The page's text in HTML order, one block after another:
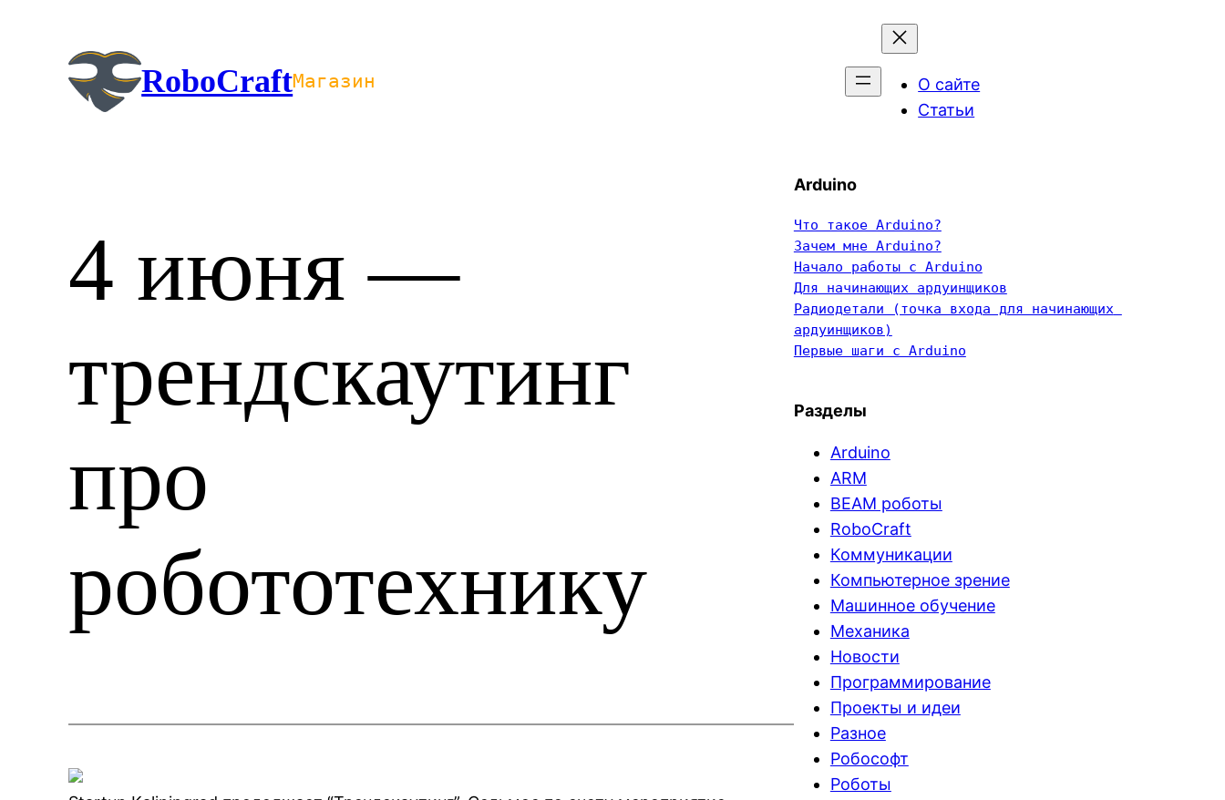
содержимому
RoboCraftМагазин
О сайте
Статьи
4 июня —
трендскаутинг
про
робототехнику
Arduino
Что такое Arduino?
Зачем мне Arduino?
Начало работы с Arduino
Для начинающих ардуинщиков
Радиодетали (точка входа для начинающих
ардуинщиков)
Первые шаги с Arduino
Разделы
Arduino
ARM
BEAM роботы
RoboCraft
Коммуникации
Компьютерное зрение
Машинное обучение
Механика
Новости
Программирование
Проекты и идеи
Разное
Робософт
Роботы